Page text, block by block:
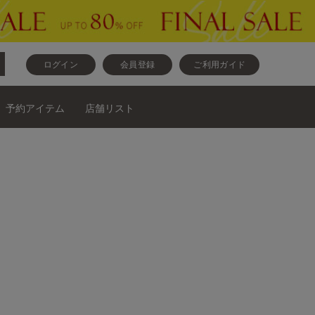
ログイン 会員登録 ご利用ガイド
予約アイテム 店舗リスト